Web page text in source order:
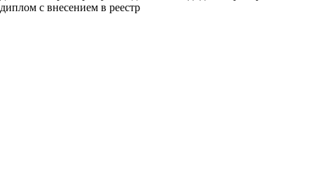
диплом с внесением в реестр